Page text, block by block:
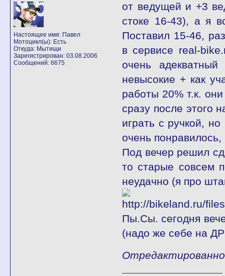
Настоящее имя: Павел
Мотоцикл(ы): Есть
Откуда: Мытищи
Зарегистрирован: 03.08.2006
Сообщений: 6675
от ведущей и +3
стоке 16-43), а я
Поставил 15-46,
в сервисе real-
очень
невысокие + как
работы 20% т.к.
сразу после этого
играть с ручкой,
очень
Под вечер решил
то старые совсем
неудачно (я про
Пы.Сы. сегодня
(надо же себе на